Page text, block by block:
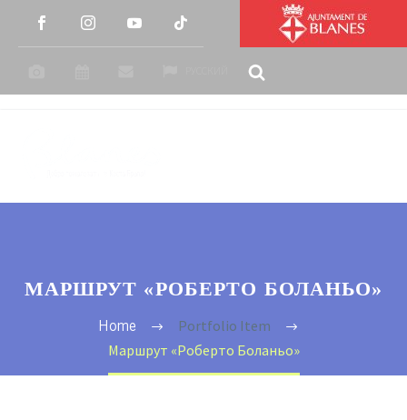
МАРШРУТ «РОБЕРТО БОЛАНЬО»
Home
Portfolio Item
Маршрут «Роберто Боланьо»